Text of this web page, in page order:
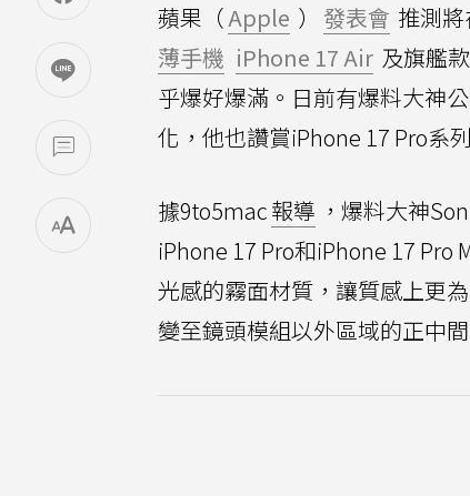
蘋果（Apple ） 發表會 推測
薄手機 iPhone 17 Air 及旗艦
乎爆好爆滿。日前有爆料大神
化，他也讚賞iPhone 17 Pro系
據9to5mac報導 ，爆料大神
iPhone 17 Pro和iPhone 17 Pro
光感的霧面材質，讓質感上更
變至鏡頭模組以外區域的正中